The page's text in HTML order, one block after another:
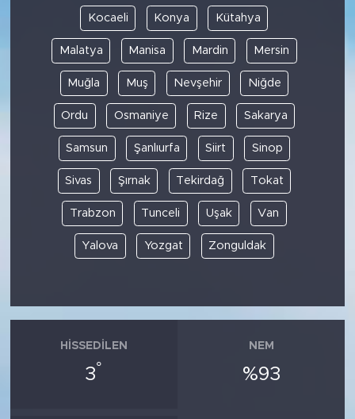
Kocaeli Konya Kütahya
Malatya Manisa Mardin Mersin
Muğla Muş Nevşehir Niğde
Ordu Osmaniye Rize Sakarya
Samsun Şanlıurfa Siirt Sinop
Sivas Şırnak Tekirdağ Tokat
Trabzon Tunceli Uşak Van
Yalova Yozgat Zonguldak
HISSEDILEN
3°
NEM
%93